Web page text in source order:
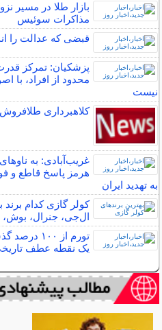
بازار طلا در مسیر
مذاکرات سوئیس
قبضی که عدالت را
پزشکیان: تمرکز
محدود از افراد، با
نیست
کلاهبرداری
غریب‌آبادی: به
هرمز پاسخ قاطع و
به تهدید ایران
کولر گازی کدام
ال‌جی، جنرال، بوش،
تورم از
یک نقطه عطف